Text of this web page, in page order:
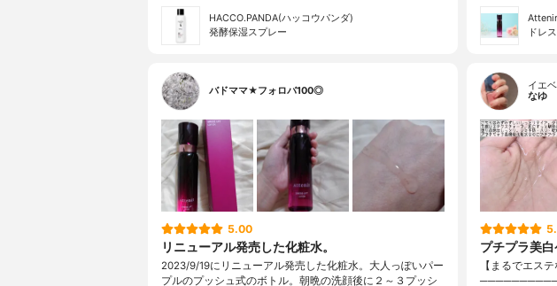
HACCO.PANDA(ハッコウパンダ)
発酵保湿スプレー
ドレ
バドママ★フォロバ100◎
5.00
リニューアル発売した化粧水。
2023/9/19にリニューアル発売した化粧水。大人っぽいパー
プルのプッシュ式のボトル。朝晩の洗顔後に２～３プッシ
イエ
なゆ
プチプラ美
【まるでエス